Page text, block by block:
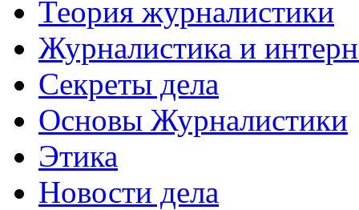
Теория журналистики
Журналистика и
Секреты дела
Основы Журналистики
Этика
Новости дела